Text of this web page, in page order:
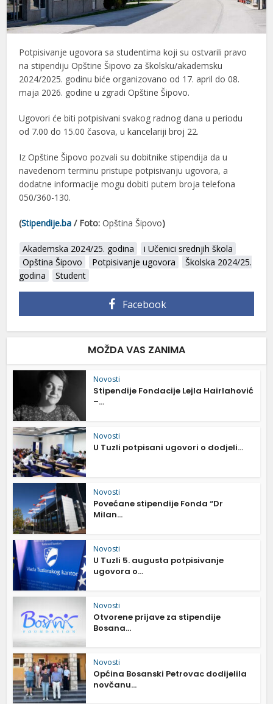
Potpisivanje ugovora sa studentima koji su ostvarili pravo
na stipendiju Opštine Šipovo za školsku/akademsku
2024/2025. godinu biće organizovano od 17. april do 08.
maja 2026. godine u zgradi Opštine Šipovo.
Ugovori će biti potpisivani svakog radnog dana u periodu
od 7.00 do 15.00 časova, u kancelariji broj 22.
Iz Opštine Šipovo pozvali su dobitnike stipendija da u
navedenom terminu pristupe potpisivanju ugovora, a
dodatne informacije mogu dobiti putem broja telefona
050/360-130.
(Stipendije.ba / Foto:Opština Šipovo)
Akademska 2024/25. godina
i Učenici srednjih škola
Opština Šipovo
Potpisivanje ugovora
Školska 2024/25.
godina
Student
Facebook
MOŽDA VAS ZANIMA
Novosti
Stipendije Fondacije Lejla Hairlahović
–...
Novosti
U Tuzli potpisani ugovori o dodjeli...
Novosti
Povećane stipendije Fonda “Dr
Milan...
Novosti
U Tuzli 5. augusta potpisivanje
ugovora o...
Novosti
Otvorene prijave za stipendije
Bosana...
Novosti
Općina Bosanski Petrovac dodijelila
novčanu...